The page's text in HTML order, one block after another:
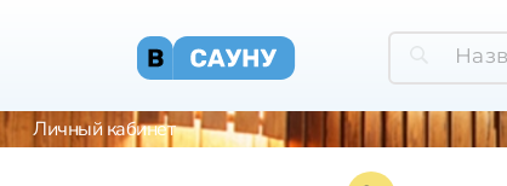
Личный кабинет